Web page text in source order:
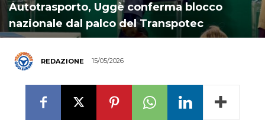
Autotrasporto, Uggè conferma blocco
nazionale dal palco del Transpotec
REDAZIONE 15/05/2026